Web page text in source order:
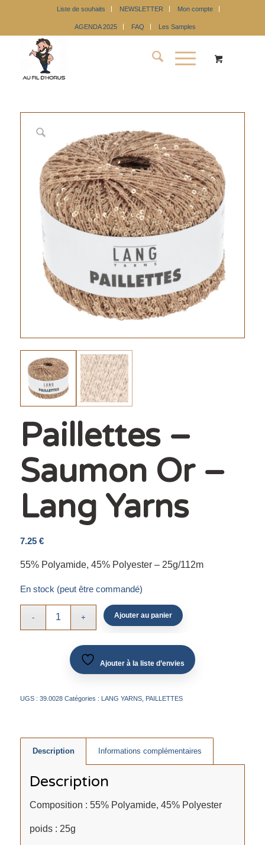
Liste de souhaits NEWSLETTER Mon compte
AGENDA 2025 FAQ Les Samples
Paillettes –
Saumon Or –
Lang Yarns
7.25 €
55% Polyamide, 45% Polyester – 25g/112m
En stock (peut être commandé)
Ajouter au panier
Ajouter à la liste d’envies
UGS : 39.0028 Catégories : LANG YARNS, PAILLETTES
Description Informations complémentaires
Description
Composition : 55% Polyamide, 45% Polyester
poids : 25g